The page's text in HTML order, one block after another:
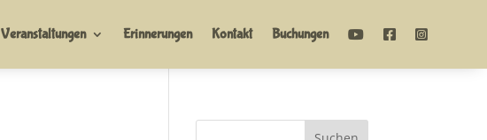
Veranstaltungen Erinnerungen Kontakt Buchungen